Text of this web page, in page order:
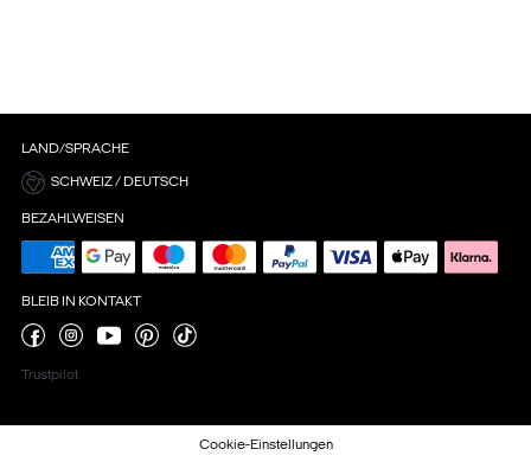
LAND/SPRACHE
SCHWEIZ / DEUTSCH
BEZAHLWEISEN
BLEIB IN KONTAKT
Trustpilot
Cookie-Einstellungen